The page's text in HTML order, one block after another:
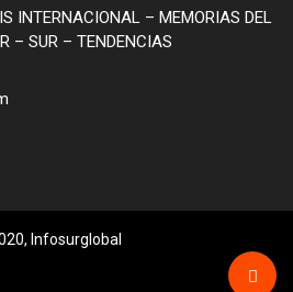
INTERNACIONAL – MEMORIAS DEL
– SUR – TENDENCIAS
Infosurglobal